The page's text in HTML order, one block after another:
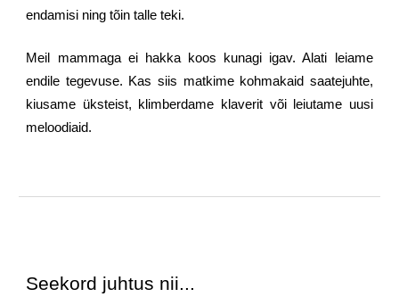
endamisi ning tõin talle teki.
Meil mammaga ei hakka koos kunagi igav. Alati leiame
endile tegevuse. Kas siis matkime kohmakaid saatejuhte,
kiusame üksteist, klimberdame klaverit või leiutame uusi
meloodiaid.
Seekord juhtus nii...